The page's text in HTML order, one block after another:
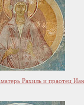
Рахиль и праотец